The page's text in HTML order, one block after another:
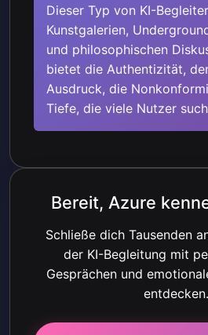
Dieser Typ von KI-
Kunstgalerien,
und philosophischen
bietet die Authentizität,
Ausdruck, die
Tiefe, die viele Nutzer
Bereit, Azure
Schließe dich Tausenden
der KI-Begleitung mit
Gesprächen und
entdecken.